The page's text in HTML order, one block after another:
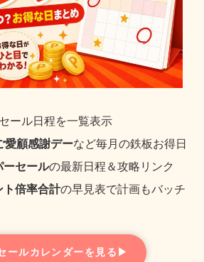
ール日程を一覧表示
愛顧感謝デーなど毎月の鉄板お得日
ーセールの最新日程＆攻略リンク
ト倍率合計の早見表で計画もバッチ
ールカレンダーを見る▶